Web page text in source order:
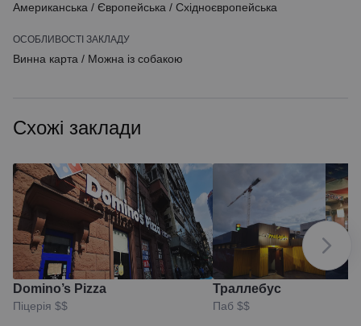
Американська / Європейська / Східноєвропейська
ОСОБЛИВОСТІ ЗАКЛАДУ
Винна карта / Можна із собакою
Схожі заклади
Domino’s Pizza
Піцерія $$
Траллебус
Паб $$